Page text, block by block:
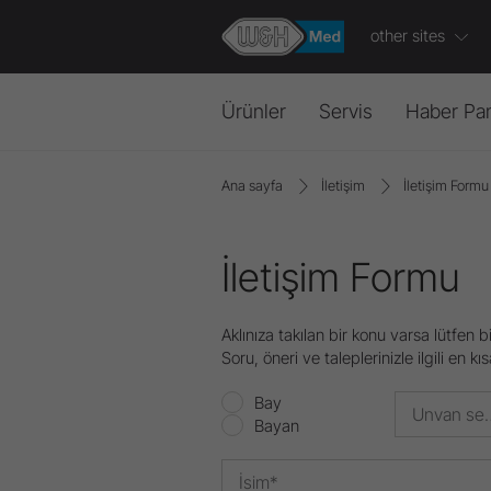
other sites
Ürünler
Cerrahi
Angldruva ve Piyasemenler
Testere Piyasemenleri
Servis
Genel bakış
Sorun Giderme
Haber
Haberler
W&H Video
Bilgilendirici ve pratik
Ana sayfa İletişim İletişim Formu
İletişim Formu
Aklınıza takılan bir konu varsa lütfen
Soru, öneri ve taleplerinizle ilgili en
Bay
Bayan